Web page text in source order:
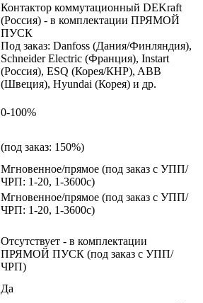
Контактор коммутационный DEKraft
(Россия) - в комплектации ПРЯМОЙ
ПУСК
Под заказ: Danfoss (Дания/Финляндия),
Schneider Electric (Франция), Instart
(Россия), ESQ (Корея/КНР), ABB
(Швеция), Hyundai (Корея) и др.
0-100%
(под заказ: 150%)
Мгновенное/прямое (под заказ с УПП/
ЧРП: 1-20, 1-3600с)
Мгновенное/прямое (под заказ с УПП/
ЧРП: 1-20, 1-3600с)
Отсутствует - в комплектации
ПРЯМОЙ ПУСК (под заказ с УПП/
ЧРП)
Да